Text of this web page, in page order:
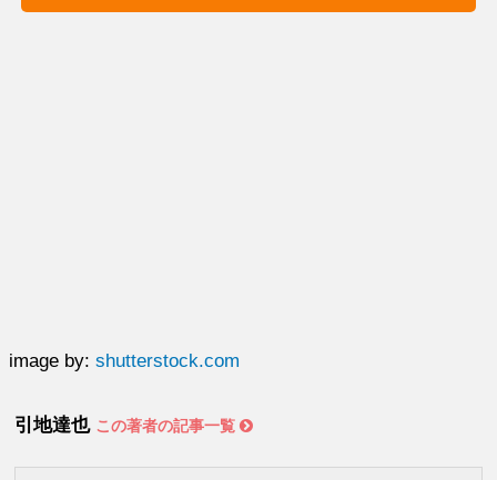
image by:shutterstock.com
引地達也 この著者の記事一覧